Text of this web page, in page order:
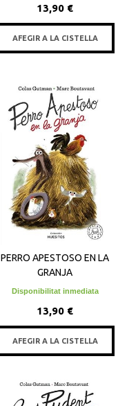
13,90 €
AFEGIR A LA CISTELLA
PERRO APESTOSO EN LA
GRANJA
Disponibilitat inmediata
13,90 €
AFEGIR A LA CISTELLA